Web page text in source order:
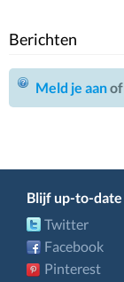
Berichten
Meld je aanof
Blijf up-to-date
Twitter
Facebook
Pinterest